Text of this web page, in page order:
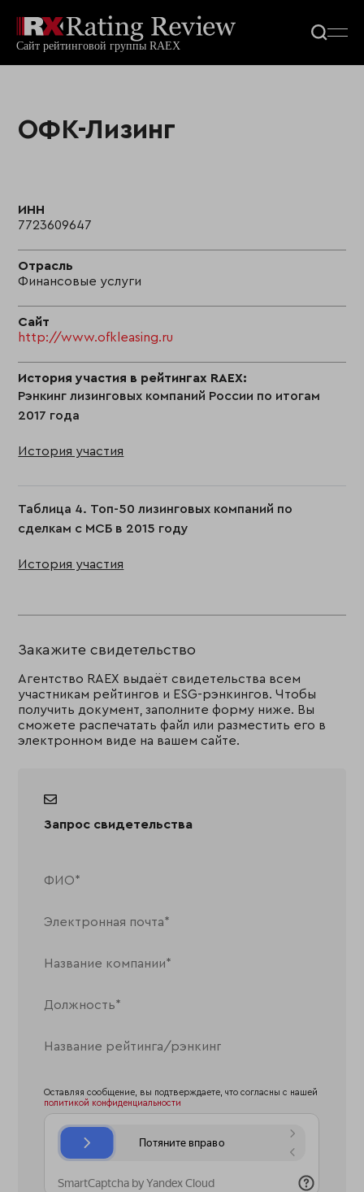
ОФК-Лизинг
ИНН
7723609647
Отрасль
Финансовые услуги
Сайт
http://www.ofkleasing.ru
История участия в рейтингах RAEX:
Рэнкинг лизинговых компаний России по итогам
2017 года
История участия
Таблица 4. Топ-50 лизинговых компаний по
сделкам с МСБ в 2015 году
История участия
Закажите свидетельство
Агентство RAEX выдаёт свидетельства всем
участникам рейтингов и ESG-рэнкингов. Чтобы
получить документ, заполните форму ниже. Вы
сможете распечатать файл или разместить его в
электронном виде на вашем сайте.
Запрос свидетельства
Оставляя сообщение, вы подтверждаете, что согласны с нашей
политикой конфиденциальности